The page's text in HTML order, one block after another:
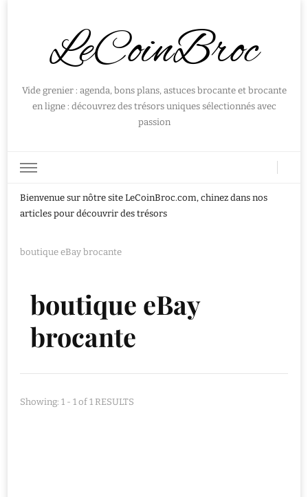
LeCoinBroc
Vide grenier : agenda, bons plans, astuces brocante et brocante
en ligne : découvrez des trésors uniques sélectionnés avec
passion
Bienvenue sur nôtre site LeCoinBroc.com, chinez dans nos
articles pour découvrir des trésors
boutique eBay brocante
boutique eBay
brocante
Showing: 1 - 1 of 1 RESULTS